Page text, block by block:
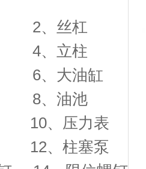
、丝杠
、立柱
、大油缸
、油池
10、压力表
12、柱塞泵